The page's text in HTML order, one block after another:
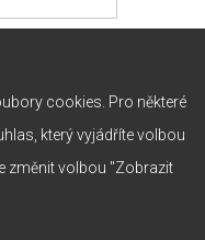
cookies. Pro některé
který vyjádříte volbou
změnit volbou "Zobrazit